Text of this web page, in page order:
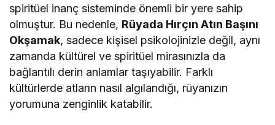
spiritüel inanç sisteminde önemli bir yere sahip
olmuştur. Bu nedenle, Rüyada Hırçın Atın Başını
Okşamak, sadece kişisel psikolojinizle değil, aynı
zamanda kültürel ve spiritüel mirasınızla da
bağlantılı derin anlamlar taşıyabilir. Farklı
kültürlerde atların nasıl algılandığı, rüyanızın
yorumuna zenginlik katabilir.